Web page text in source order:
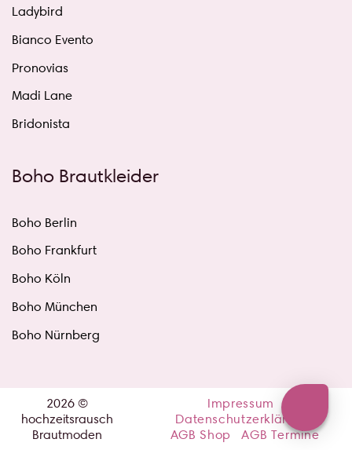
Ladybird
Bianco Evento
Pronovias
Madi Lane
Bridonista
Boho Brautkleider
Boho Berlin
Boho Frankfurt
Boho Köln
Boho München
Boho Nürnberg
Impressum
Datenschutzerklärung
AGB Shop
AGB Termine
2026 ©
hochzeitsrausch
Brautmoden